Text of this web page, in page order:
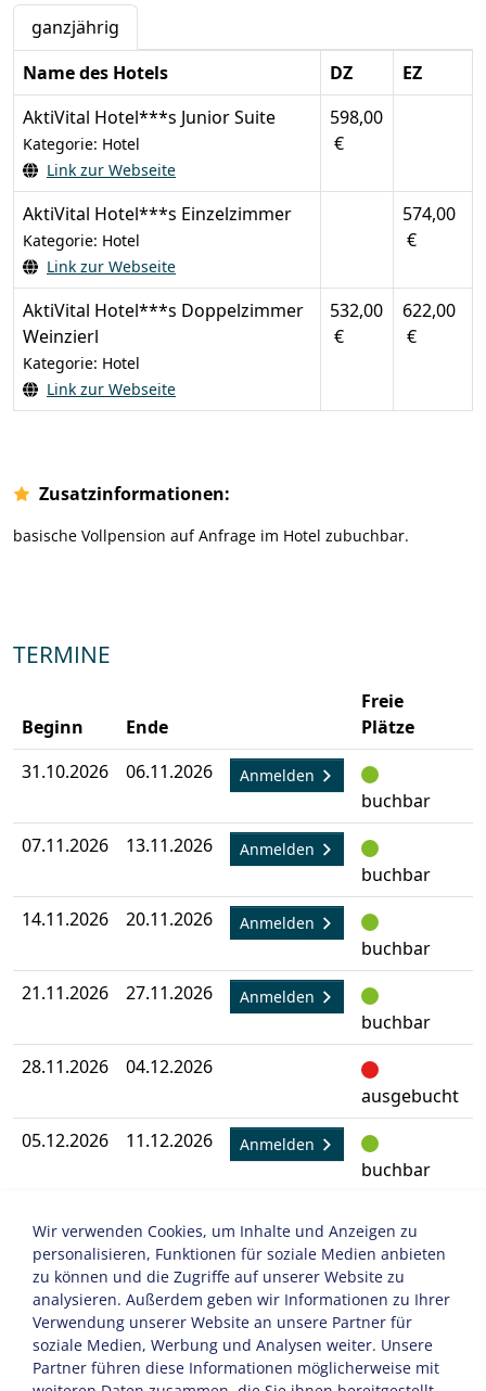
ganzjährig
Name des Hotels
DZ
EZ
AktiVital Hotel***s Junior Suite
Kategorie: Hotel
Link zur Webseite
598,00
€
AktiVital Hotel***s Einzelzimmer
Kategorie: Hotel
Link zur Webseite
574,00
€
AktiVital Hotel***s Doppelzimmer
Weinzierl
Kategorie: Hotel
Link zur Webseite
532,00
€
622,00
€
Zusatzinformationen:
basische Vollpension auf Anfrage im Hotel zubuchbar.
TERMINE
Beginn Ende
Freie
Plätze
31.10.2026
06.11.2026 Anmelden
buchbar
07.11.2026 13.11.2026 Anmelden
buchbar
14.11.2026 20.11.2026 Anmelden
buchbar
21.11.2026 27.11.2026 Anmelden
buchbar
28.11.2026
04.12.2026
ausgebucht
05.12.2026 11.12.2026 Anmelden
buchbar
buchbar
FID: 2602117
Wir verwenden Cookies, um Inhalte und Anzeigen zu
personalisieren, Funktionen für soziale Medien anbieten
zu können und die Zugriffe auf unserer Website zu
analysieren. Außerdem geben wir Informationen zu Ihrer
Verwendung unserer Website an unsere Partner für
soziale Medien, Werbung und Analysen weiter. Unsere
Partner führen diese Informationen möglicherweise mit